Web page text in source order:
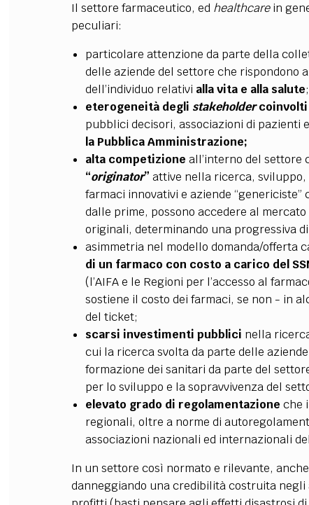
Il settore farmaceutico, ed healthcarein
peculiari:
particolare attenzione da parte della
delle aziende del settore che rispondono a
dell’individuo relativi alla vita e alla salute;
eterogeneità degli stakeholdercoinvolti
pubblici decisori, associazioni di pazienti
la Pubblica Amministrazione;
alta competizione all’interno del settore
“originator” attive nella ricerca,
farmaci innovativi e aziende
dalle prime, possono accedere al
originali, determinando una progressiva
asimmetria nel modello domanda/offerta
di un farmaco con costo a carico del
(l’AIFA e le Regioni per l’accesso al
sostiene il costo dei farmaci, se non - in
del ticket;
scarsi investimenti pubblici nella
cui la ricerca svolta da parte delle
formazione dei sanitari da parte del
per lo sviluppo e la sopravvivenza del
elevato grado di regolamentazione che
regionali, oltre a norme di
associazioni nazionali ed internazionali
In un settore così normato e rilevante,
danneggiando una credibilità costruita